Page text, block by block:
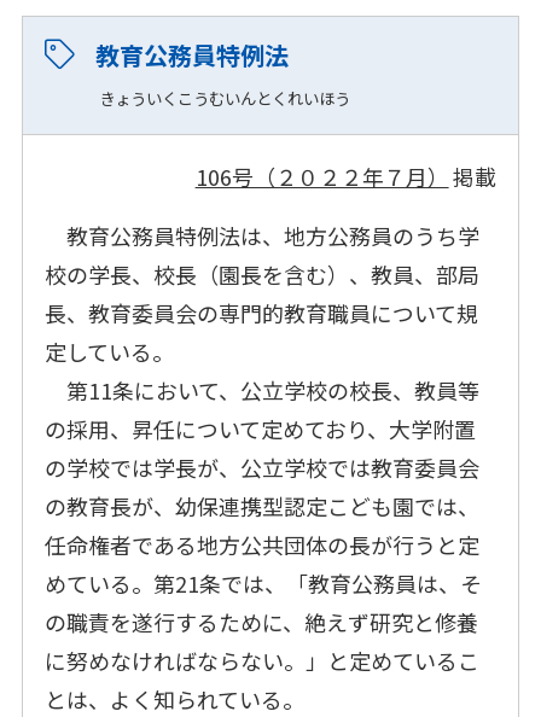
教育公務員特例法
きょういくこうむいんとくれいほう
106号（２０２２年７月） 掲載
教育公務員特例法は、地方公務員のうち学
校の学長、校長（園長を含む）、教員、部局
長、教育委員会の専門的教育職員について規
定している。
第11条において、公立学校の校長、教員等
の採用、昇任について定めており、大学附置
の学校では学長が、公立学校では教育委員会
の教育長が、幼保連携型認定こども園では、
任命権者である地方公共団体の長が行うと定
めている。第21条では、「教育公務員は、そ
の職責を遂行するために、絶えず研究と修養
に努めなければならない。」と定めているこ
とは、よく知られている。